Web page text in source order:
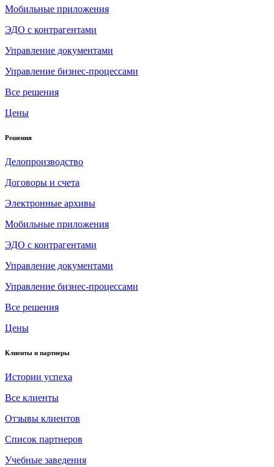
Мобильные приложения
ЭДО с контрагентами
Управление документами
Управление бизнес-процессами
Все решения
Цены
Решения
Делопроизводство
Договоры и счета
Электронные архивы
Мобильные приложения
ЭДО с контрагентами
Управление документами
Управление бизнес-процессами
Все решения
Цены
Клиенты и партнеры
Истории успеха
Все клиенты
Отзывы клиентов
Список партнеров
Учебные заведения